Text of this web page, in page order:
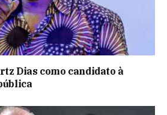
Dias como candidato à